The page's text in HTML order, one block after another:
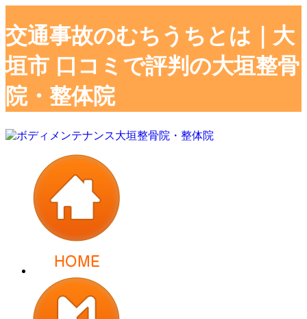
交通事故のむちうちとは｜大
垣市 口コミで評判の大垣整骨
院・整体院